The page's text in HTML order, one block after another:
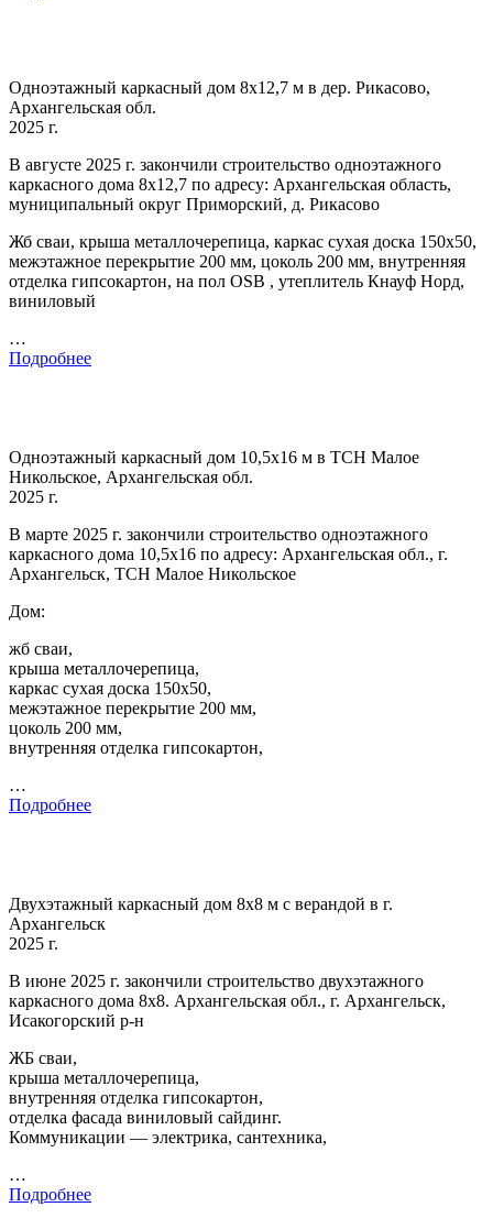
Одноэтажный каркасный дом 8х12,7 м в дер. Рикасово,
Архангельская обл.
2025 г.
В августе 2025 г. закончили строительство одноэтажного
каркасного дома 8х12,7 по адресу: Архангельская область,
муниципальный округ Приморский, д. Рикасово
Жб сваи, крыша металлочерепица, каркас сухая доска 150х50,
межэтажное перекрытие 200 мм, цоколь 200 мм, внутренняя
отделка гипсокартон, на пол OSB , утеплитель Кнауф Норд,
виниловый
…
Подробнее
Одноэтажный каркасный дом 10,5х16 м в ТСН Малое
Никольское, Архангельская обл.
2025 г.
В марте 2025 г. закончили строительство одноэтажного
каркасного дома 10,5х16 по адресу: Архангельская обл., г.
Архангельск, ТСН Малое Никольское
Дом:
жб сваи,
крыша металлочерепица,
каркас сухая доска 150х50,
межэтажное перекрытие 200 мм,
цоколь 200 мм,
внутренняя отделка гипсокартон,
…
Подробнее
Двухэтажный каркасный дом 8х8 м с верандой в г.
Архангельск
2025 г.
В июне 2025 г. закончили строительство двухэтажного
каркасного дома 8х8. Архангельская обл., г. Архангельск,
Исакогорский р-н
ЖБ сваи,
крыша металлочерепица,
внутренняя отделка гипсокартон,
отделка фасада виниловый сайдинг.
Коммуникации — электрика, сантехника,
…
Подробнее